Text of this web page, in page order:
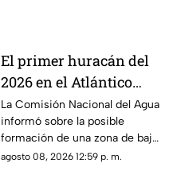
El primer huracán del
2026 en el Atlántico
podría formarse en 7
días: ¿Cuál es la
probabilidad de
desarrollo ciclónico?
La Comisión Nacional del Agua
informó sobre la posible
formación de una zona de baja
presión en el Atlántico, misma
agosto 08, 2026 12:59 p. m.